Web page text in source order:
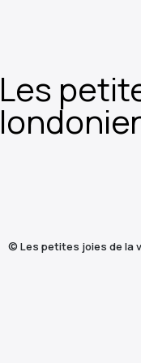
Les
© Les petites joies de la